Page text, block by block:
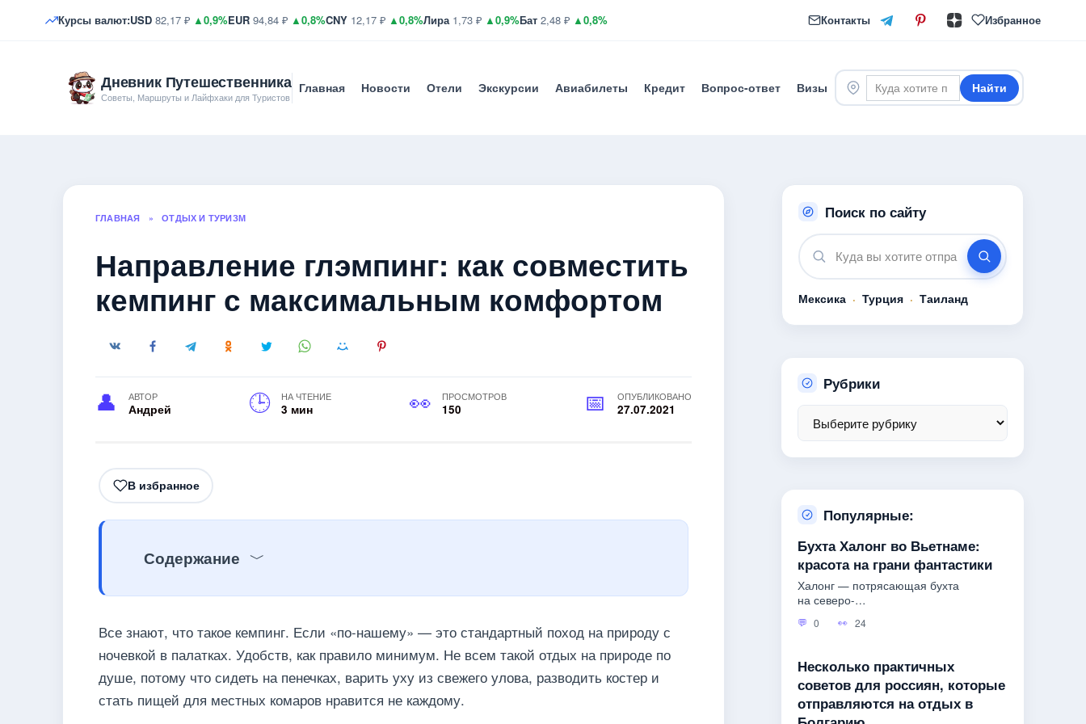
Курсы валют:USD 82,17 ₽ ▲0,9%EUR 94,84 ₽ ▲0,8%CNY 12,17 ₽ ▲0,8%Лира1,73 ₽ ▲0,9%Бат 2,48 ₽ ▲0,8% Контакты Избранное
Дневник Путешественника
Советы, Маршруты и Лайфхаки для Туристов
Главная Новости Отели Экскурсии Авиабилеты Кредит Вопрос-ответ Визы Найти
ГЛАВНАЯ » ОТДЫХ И ТУРИЗМ
Направление глэмпинг: как совместить
кемпинг с максимальным комфортом
АВТОР
Андрей
НА ЧТЕНИЕ
3 мин
ПРОСМОТРОВ
150
ОПУБЛИКОВАНО
27.07.2021
В избранное
Содержание
Все знают, что такое кемпинг. Если «по-нашему» — это стандартный поход на природу с
ночевкой в палатках. Удобств, как правило минимум. Не всем такой отдых на природе по
душе, потому что сидеть на пенечках, варить уху из свежего улова, разводить костер и
стать пищей для местных комаров нравится не каждому.
Поиск по сайту
Мексика · Турция · Таиланд
Рубрики
Популярные:
Бухта Халонг во Вьетнаме:
красота на грани фантастики
Халонг — потрясающая бухта
на северо-
0 24
Несколько практичных
советов для россиян, которые
отправляются на отдых в